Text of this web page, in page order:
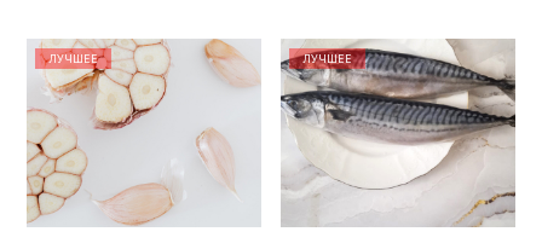
ЛУЧШЕЕ ЛУЧШЕЕ